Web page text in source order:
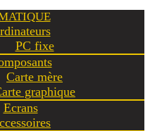
PC fixe
Carte mère
graphique
Ecrans